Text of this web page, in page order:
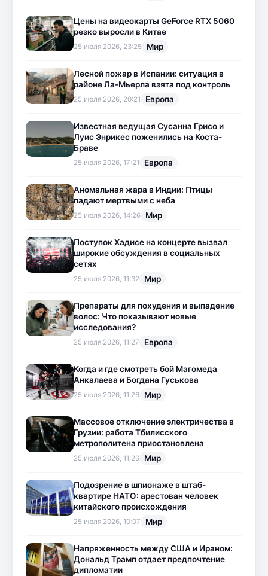
Цены на видеокарты GeForce RTX 5060
резко выросли в Китае
25 июля 2026, 23:25 Мир
Лесной пожар в Испании: ситуация в
районе Ла-Мьерла взята под контроль
25 июля 2026, 20:21 Европа
Известная ведущая Сусанна Грисо и
Луис Энрикес поженились на Коста-
Браве
25 июля 2026, 17:21 Европа
Аномальная жара в Индии: Птицы
падают мертвыми с неба
25 июля 2026, 14:26 Мир
Поступок Хадисе на концерте вызвал
широкие обсуждения в социальных
сетях
25 июля 2026, 11:32 Мир
Препараты для похудения и выпадение
волос: Что показывают новые
исследования?
25 июля 2026, 11:27 Европа
Когда и где смотреть бой Магомеда
Анкалаева и Богдана Гуськова
25 июля 2026, 11:26 Мир
Массовое отключение электричества в
Грузии: работа Тбилисского
метрополитена приостановлена
25 июля 2026, 11:26 Мир
Подозрение в шпионаже в штаб-
квартире НАТО: арестован человек
китайского происхождения
25 июля 2026, 10:07 Мир
Напряженность между США и Ираном:
Дональд Трамп отдает предпочтение
дипломатии